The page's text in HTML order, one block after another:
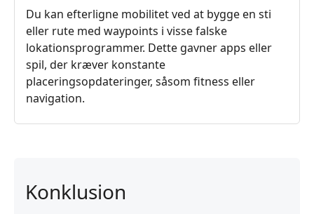
Du kan efterligne mobilitet ved at bygge en sti
eller rute med waypoints i visse falske
lokationsprogrammer. Dette gavner apps eller
spil, der kræver konstante
placeringsopdateringer, såsom fitness eller
navigation.
Konklusion